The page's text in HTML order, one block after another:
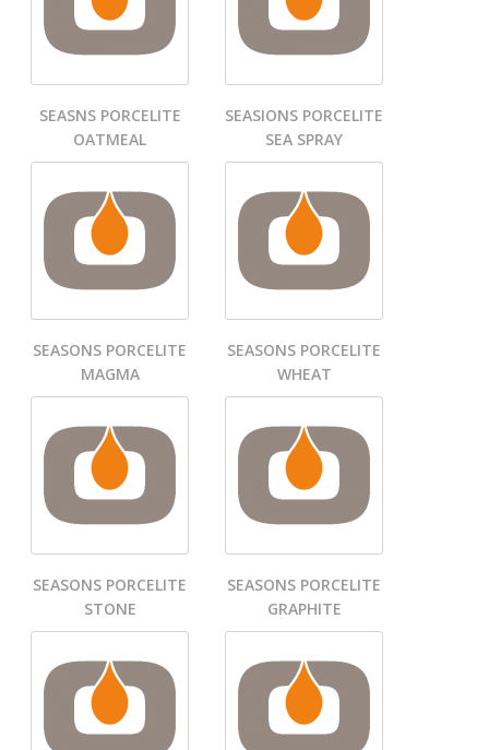
SEASNS PORCELITE
OATMEAL
SEASIONS PORCELITE
SEA SPRAY
SEASONS PORCELITE
MAGMA
SEASONS PORCELITE
WHEAT
SEASONS PORCELITE
STONE
SEASONS PORCELITE
GRAPHITE